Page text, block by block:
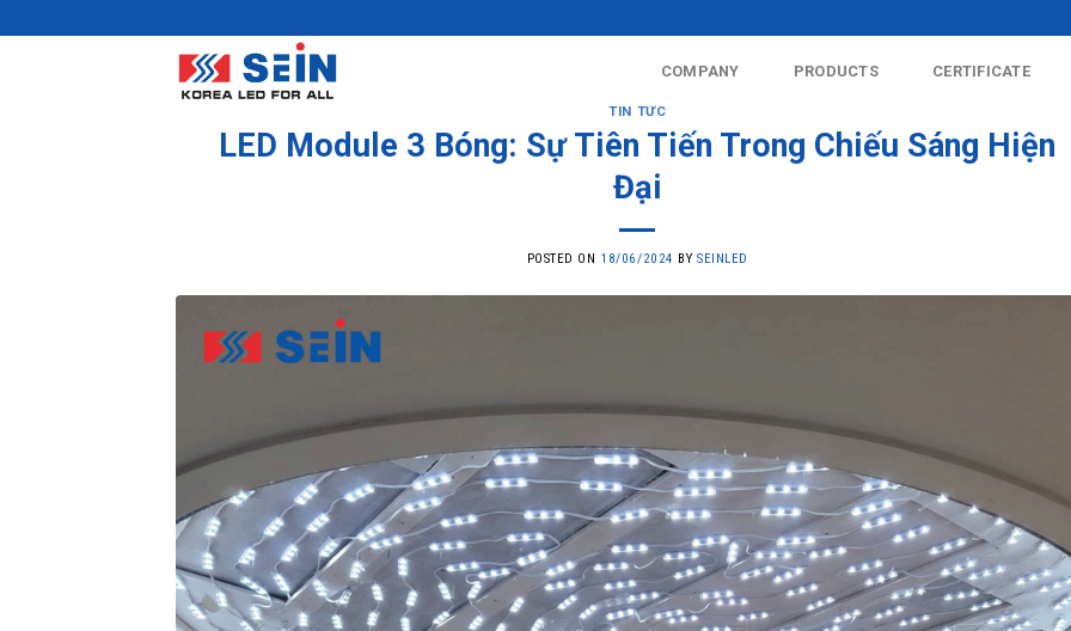
to
COMPANY PRODUCTS CERTIFICATE
TIN TỨC
LED Module 3 Bóng: Sự Tiên Tiến Trong Chiếu Sáng Hiện
Đại
POSTED ON 18/06/2024 BYSEINLED